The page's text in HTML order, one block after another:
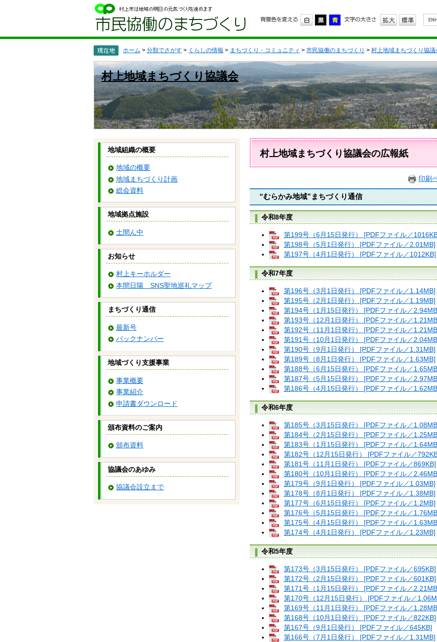
先
を
G
o
g
l
e
カ
ス
タ
ム
検
索
ホーム > 分類でさがす > くらしの情報 > まちづくり・コミュニティ > 市民協働のまちづくり > 村上地域まちづくり協議
村上地域まちづくり協議会
本
村上地域まちづくり協議会の広報紙
印刷
“むらかみ地域”まちづくり通信
令和8年度
第199号（6月15日発行） [PDFファイル／
第198号（5月1日発行） [PDFファイル／2.01MB]
第197号（4月1日発行） [PDFファイル／1012KB]
令和7年度
第196号（3月1日発行） [PDFファイル／1.14MB]
第195号（2月1日発行） [PDFファイル／1.19MB]
第194号（1月15日発行） [PDFファイル／
第193号（12月1日発行） [PDFファイル／
第192号（11月1日発行） [PDFファイル／
第191号（10月1日発行） [PDFファイル／
第190号（9月1日発行） [PDFファイル／1.31MB]
第189号（8月1日発行） [PDFファイル／1.63MB]
第188号（6月15日発行） [PDFファイル／
第187号（5月15日発行） [PDFファイル／
第186号（4月15日発行） [PDFファイル／
令和6年度
第185号（3月15日発行） [PDFファイル／
第184号（2月15日発行） [PDFファイル／
第183号（1月15日発行） [PDFファイル／
第182号（12月15日発行） [PDFファイル／
第181号（11月1日発行） [PDFファイル／869KB]
第180号（10月1日発行） [PDFファイル／
第179号（9月1日発行） [PDFファイル／1.03MB]
第178号（8月1日発行） [PDFファイル／1.38MB]
第177号（6月15日発行） [PDFファイル／1.2MB]
第176号（5月15日発行） [PDFファイル／
第175号（4月15日発行） [PDFファイル／
第174号（4月1日発行） [PDFファイル／1.23MB]
令和5年度
第173号（3月15日発行） [PDFファイル／695KB]
第172号（2月15日発行） [PDFファイル／601KB]
第171号（1月15日発行） [PDFファイル／
第170号（12月15日発行） [PDFファイル／
第169号（11月1日発行） [PDFファイル／
第168号（10月1日発行） [PDFファイル／822KB]
第167号（9月1日発行） [PDFファイル／645KB]
第166号（7月1日発行） [PDFファイル／1.31MB]
地域組織の概要
地域の概要
地域まちづくり計画
総会資料
地域拠点施設
土間ん中
お知らせ
村上キーホルダー
本間日陽 SNS聖地巡礼マップ
まちづくり通信
最新号
バックナンバー
地域づくり支援事業
事業概要
事業紹介
申請書ダウンロード
頒布資料のご案内
頒布資料
協議会のあゆみ
協議会設立まで